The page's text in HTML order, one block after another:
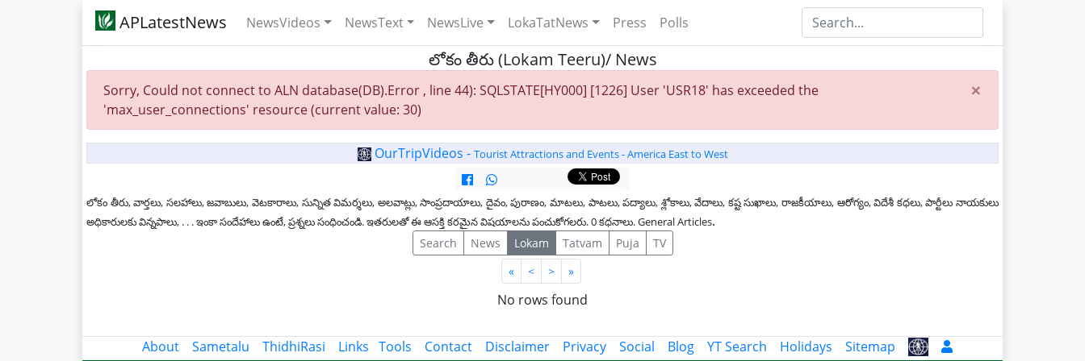
APLatestNews NewsVideos NewsText NewsLive LokaTatNews Press Polls
లోకం తీరు (Lokam Teeru)/ News
×
Sorry, Could not connect to ALN database(DB).Error , line 44): SQLSTATE[HY000] [1226] User 'USR18' has exceeded the
'max_user_connections' resource (current value: 30)
OurTripVideos - Tourist Attractions and Events - America East to West
లోకం తీరు, వార్తలు, సలహాలు, జవాబులు, వెటకారాలు, సున్నిత విమర్శలు, అలవాట్లు, సాంప్రదాయాలు, దైవం, పురాణం, మాటలు, పాటలు, పద్యాలు, శ్లోకాలు, వేదాలు, కష్ట సుఖాలు, రాజకీయాలు, ఆరోగ్యం, విదేశీ కధలు, పార్టీలు నాయకులు
అధికారులకు విన్నపాలు, . . . ఇంకా సందేహాలు ఉంటే, ప్రశ్నలు సంధించండి. ఇతరులతో ఈ ఆసక్తి కరమైన విషయాలను పంచుకోగలరు. 0 కధనాలు. General Articles.
Search News Lokam Tatvam Puja
TV
«First
< > »Last
No rows found
About Sametalu ThidhiRasi Links Tools Contact Disclaimer Privacy Social Blog YT Search Holidays Sitemap